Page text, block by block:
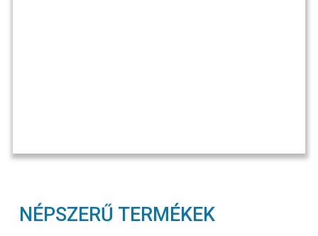
NÉPSZERŰ TERMÉKEK